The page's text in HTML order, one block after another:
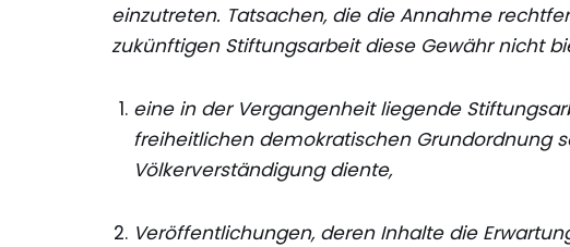
einzutreten. Tatsachen, die die Annahme
zukünftigen Stiftungsarbeit diese Gewähr nicht
eine in der Vergangenheit liegende
freiheitlichen demokratischen Grundordnung
Völkerverständigung diente,
Veröffentlichungen, deren Inhalte die